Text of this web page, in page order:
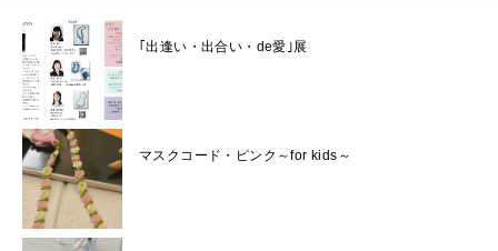
｢出逢い・出合い・de愛｣展
マスクコード・ピンク～for kids～